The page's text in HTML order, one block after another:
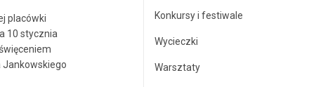
placówki
10 stycznia
Jankowskiego
Konkursy i festiwale
Wycieczki
Warsztaty